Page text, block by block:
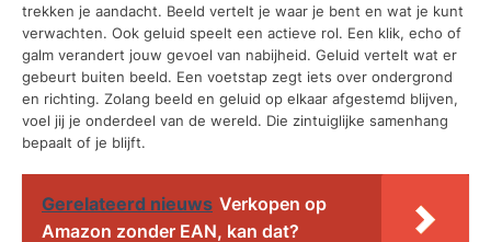
trekken je aandacht. Beeld vertelt je waar je bent en wat je kunt
verwachten. Ook geluid speelt een actieve rol. Een klik, echo of
galm verandert jouw gevoel van nabijheid. Geluid vertelt wat er
gebeurt buiten beeld. Een voetstap zegt iets over ondergrond
en richting. Zolang beeld en geluid op elkaar afgestemd blijven,
voel jij je onderdeel van de wereld. Die zintuiglijke samenhang
bepaalt of je blijft.
Gerelateerd nieuws Verkopen op
Amazon zonder EAN, kan dat?